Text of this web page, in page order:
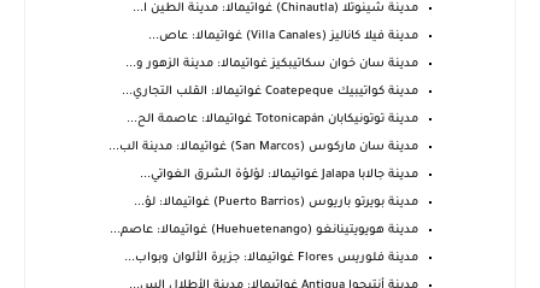
مدينة شينوتلا (Chinautla) غواتيمالا: مدينة الطين ا...
مدينة فيلا كاناليز (Villa Canales) غواتيمالا: عاص...
مدينة سان خوان سكاتيبكيز غواتيمالا: مدينة الزهور و...
مدينة كواتيبيك Coatepeque غواتيمالا: القلب التجاري...
مدينة توتونيكابان Totonicapán غواتيمالا: عاصمة الح...
مدينة سان ماركوس (San Marcos) غواتيمالا: مدينة الب...
مدينة جالابا Jalapa غواتيمالا: لؤلؤة الشرق الغواتي...
مدينة بويرتو باريوس (Puerto Barrios) غواتيمالا: لؤ...
مدينة هويويتينانغو (Huehuetenango) غواتيمالا: عاصم...
مدينة فلوريس Flores غواتيمالا: جزيرة الألوان وبواب...